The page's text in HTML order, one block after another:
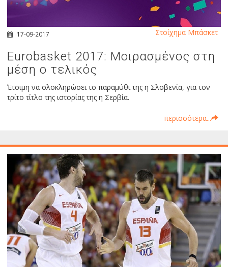
17-09-2017
Eurobasket 2017: Μοιρασμένος στη
μέση ο τελικός
Έτοιμη να ολοκληρώσει το παραμύθι της η Σλοβενία, για τον
τρίτο τίτλο της ιστορίας της η Σερβία.
περισσότερα...
Στοίχημα Μπάσκετ